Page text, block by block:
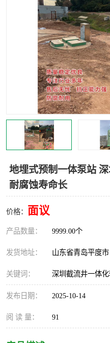
地埋式预制一体泵站
耐腐蚀寿命长
价格： 面议
产品数量： 9999.00个
发货地址： 山东省青岛平度市
关键词： 深圳截流井一体
发布日期： 2025-10-14
阅 读 量： 91
加压泵房/灌溉泵房
不锈钢浮筒阀
雨水收集回用装置
智能一体化灌溉泵房
水面垃圾清理装置
一体化泵闸
真空冲洗设备
水平自清洗格栅
灌溉泵房